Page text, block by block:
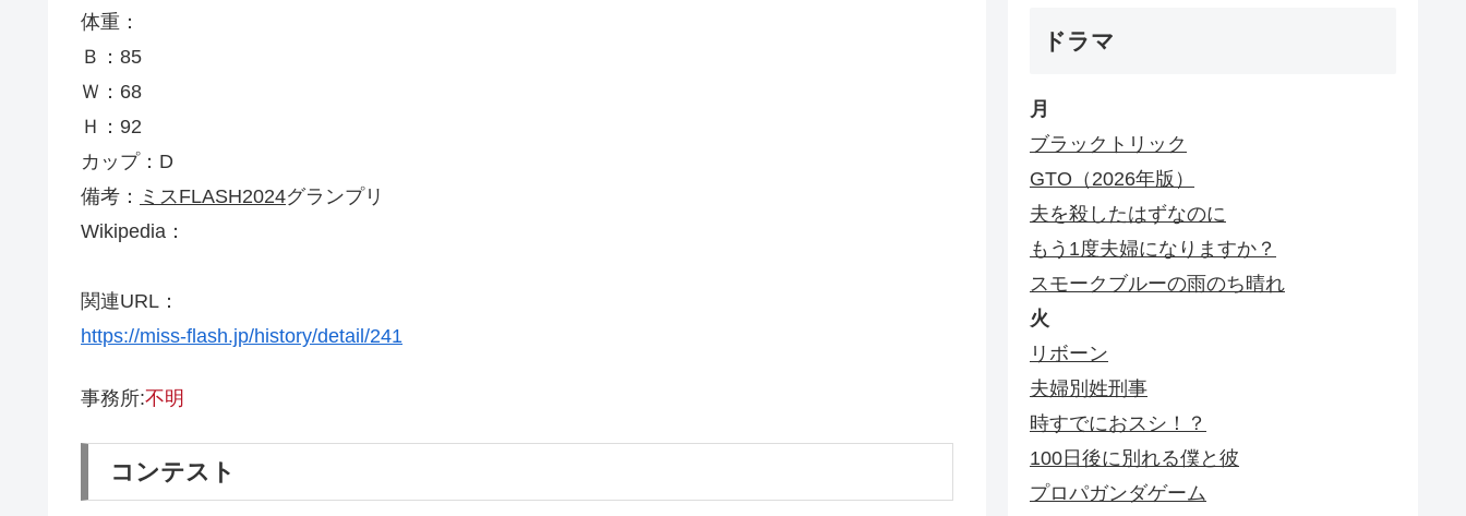
体重：
Ｂ：85
Ｗ：68
Ｈ：92
カップ：D
備考： ミスFLASH2024グランプリ
Wikipedia：
関連URL：
https://miss-flash.jp/history/detail/241
事務所:不明
コンテスト
ドラマ
月
ブラックトリック
GTO（2026年版）
夫を殺したはずなのに
もう1度夫婦になりますか？
スモークブルーの雨のち晴れ
火
リボーン
夫婦別姓刑事
時すでにおスシ！？
100日後に別れる僕と彼
プロパガンダゲーム